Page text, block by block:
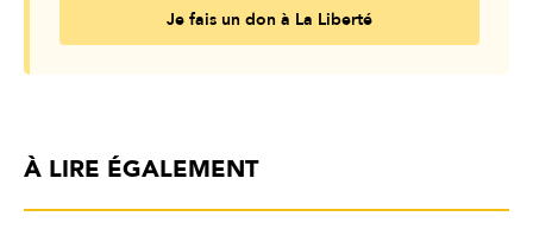
Je fais un don à La Liberté
À LIRE ÉGALEMENT